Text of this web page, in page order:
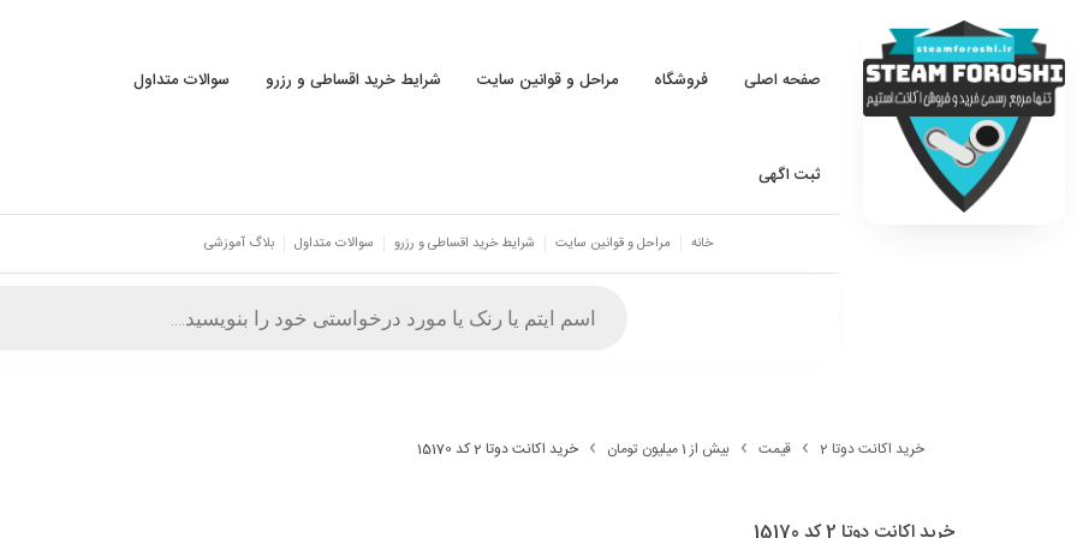
صفحه اصلی فروشگاه مراحل و قوانین سایت شرایط خرید اقساطی و رزرو سوالات متداول
ثبت اگهی
خانه مراحل و قوانین سایت شرایط خرید اقساطی و رزرو سوالات متداول بلاگ آموزشی
خرید اکانت دوتا 2 قیمت بیش از 1 میلیون تومان خرید اکانت دوتا 2 کد 15170